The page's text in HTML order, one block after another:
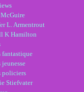
McGuire
L. Armentrout
K Hamilton
fantastique
policiers
Stiefvater